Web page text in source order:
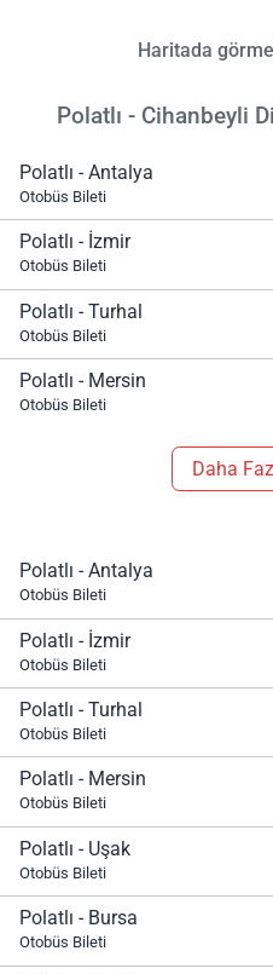
Haritada
Polatlı - Cihanbeyli
Polatlı - Antalya
Otobüs Bileti
Polatlı - İzmir
Otobüs Bileti
Polatlı - Turhal
Otobüs Bileti
Polatlı - Mersin
Otobüs Bileti
Daha
Polatlı - Antalya
Otobüs Bileti
Polatlı - İzmir
Otobüs Bileti
Polatlı - Turhal
Otobüs Bileti
Polatlı - Mersin
Otobüs Bileti
Polatlı - Uşak
Otobüs Bileti
Polatlı - Bursa
Otobüs Bileti